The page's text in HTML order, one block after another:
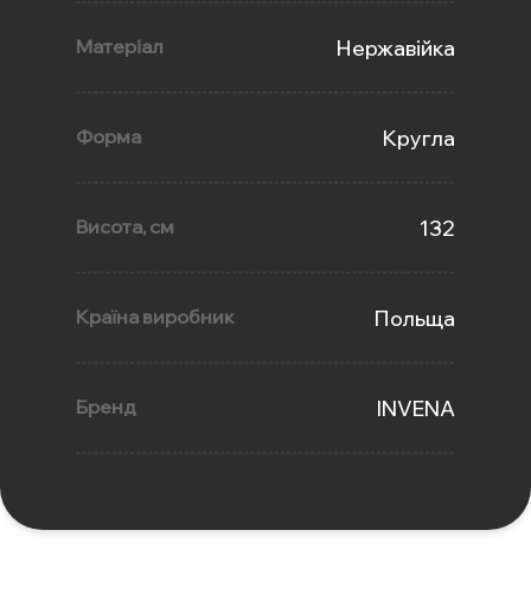
Матеріал Нержавійка
Форма Кругла
Висота, см 132
Країна виробник Польща
Бренд INVENA